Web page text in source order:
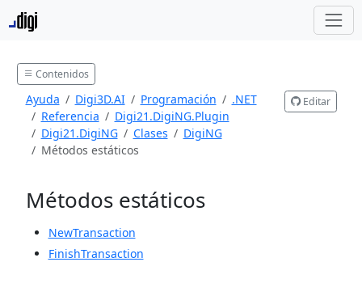
Contenidos
Ayuda Digi3D.AI Programación
.NET
Referencia
Digi21.DigiNG.Plugin
Digi21.DigiNG
Clases
DigiNG
Métodos estáticos
Editar
Métodos estáticos
NewTransaction
FinishTransaction